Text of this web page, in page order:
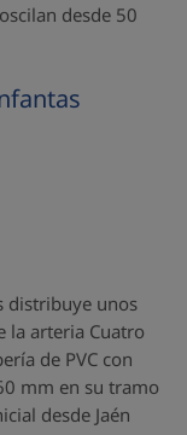
desde 50
distribuye unos
la arteria Cuatro
de PVC con
mm en su tramo
desde Jaén